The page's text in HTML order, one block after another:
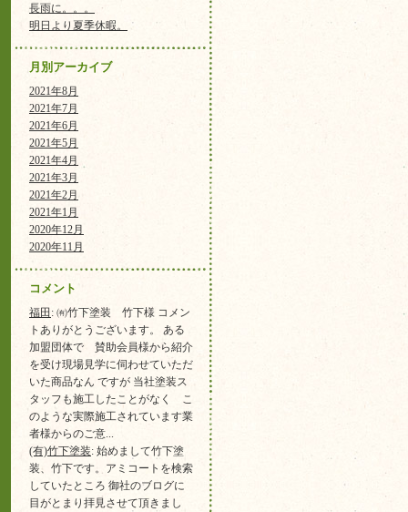
長雨に。。。
明日より夏季休暇。
月別アーカイブ
2021年8月
2021年7月
2021年6月
2021年5月
2021年4月
2021年3月
2021年2月
2021年1月
2020年12月
2020年11月
コメント
福田 : ㈲竹下塗装 竹下様 コメン
トありがとうございます。 ある
加盟団体で 賛助会員様から紹介
を受け現場見学に伺わせていただ
いた商品なん ですが 当社塗装ス
タッフも施工したことがなく こ
のような実際施工されています業
者様からのご意...
(有)竹下塗装: 始めまして竹下塗
装、竹下です。アミコートを検索
していたところ 御社のブログに
目がとまり拝見させて頂きまし